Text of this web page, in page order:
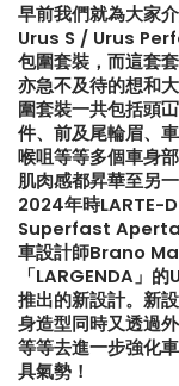
早前我們就為大家
Urus S / Urus
包圍套裝，而這套
亦急不及待的想和
圍套裝一共包括頭
件、前及尾輪眉、
喉咀等等多個車身
肌肉感都昇華至另一
2024年時LARTE-
Superfast Aperta
車設計師Brano
「LARGENDA」
推出的新設計。新
身造型同時又透過
等等去進一步強化
具氣勢！
【釋放沉睡的猛
LP610排氣升級】
【LARTE-Design:
本的BMW XM】